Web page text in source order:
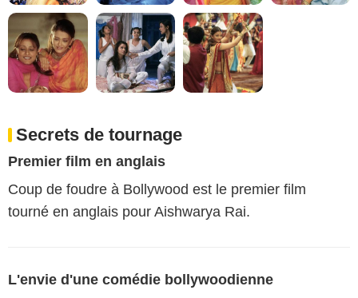
Secrets de tournage
Premier film en anglais
Coup de foudre à Bollywood est le premier film
tourné en anglais pour Aishwarya Rai.
L'envie d'une comédie bollywoodienne